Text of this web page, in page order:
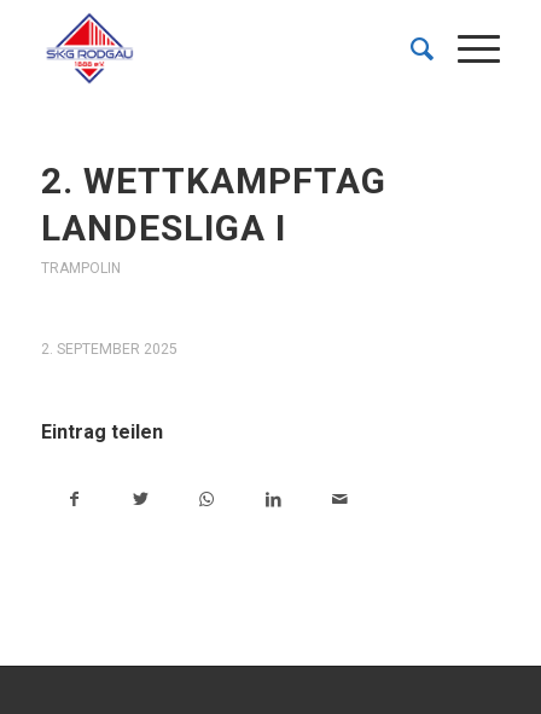
2. WETTKAMPFTAG
LANDESLIGA I
TRAMPOLIN
2. SEPTEMBER 2025
Eintrag teilen